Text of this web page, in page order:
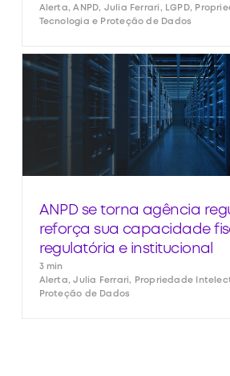
Alerta, ANPD, Julia Ferrari, LGPD,
Tecnologia e Proteção de Dados
ANPD se torna agência
reforça sua capacidade
regulatória e institucional
3 min
Alerta, Julia Ferrari, Propriedade
Proteção de Dados